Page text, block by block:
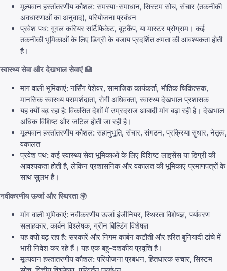
मूल्यवान हस्तांतरणीय कौशल: समस्या-समाधान, सिस्टम सोच, संचार (तकनीकी
अवधारणाओं का अनुवाद), परियोजना प्रबंधन
प्रवेश पथ: गूगल करियर सर्टिफिकेट, बूटकैंप, या मास्टर प्रोग्राम। कई
तकनीकी भूमिकाओं के लिए डिग्री के बजाय प्रदर्शित क्षमता की आवश्यकता होती
है।
स्वास्थ्य सेवा और देखभाल सेवाएं🏥
मांग वाली भूमिकाएं: नर्सिंग पेशेवर, सामाजिक कार्यकर्ता, भौतिक चिकित्सक,
मानसिक स्वास्थ्य परामर्शदाता, रोगी अधिवक्ता, स्वास्थ्य देखभाल प्रशासक
यह क्यों बढ़ रहा है: विकसित देशों में उम्रदराज आबादी मांग बढ़ा रही है। देखभाल
अधिक विशिष्ट और जटिल होती जा रही है।
मूल्यवान हस्तांतरणीय कौशल: सहानुभूति, संचार, संगठन, प्रक्रिया सुधार, नेतृत्व,
वकालत
प्रवेश पथ: कई स्वास्थ्य सेवा भूमिकाओं के लिए विशिष्ट लाइसेंस या डिग्री की
आवश्यकता होती है, लेकिन प्रशासनिक और वकालत की भूमिकाएं प्रमाणपत्रों के
साथ सुलभ हैं।
नवीकरणीय ऊर्जा और स्थिरता🌍
मांग वाली भूमिकाएं: नवीकरणीय ऊर्जा इंजीनियर, स्थिरता विशेषज्ञ, पर्यावरण
सलाहकार, कार्बन विश्लेषक, ग्रीन बिल्डिंग विशेषज्ञ
यह क्यों बढ़ रहा है: सरकारें और निगम कार्बन कटौती और हरित बुनियादी ढांचे में
भारी निवेश कर रहे हैं। यह एक बहु-दशकीय प्रवृत्ति है।
मूल्यवान हस्तांतरणीय कौशल: परियोजना प्रबंधन, हितधारक संचार, सिस्टम